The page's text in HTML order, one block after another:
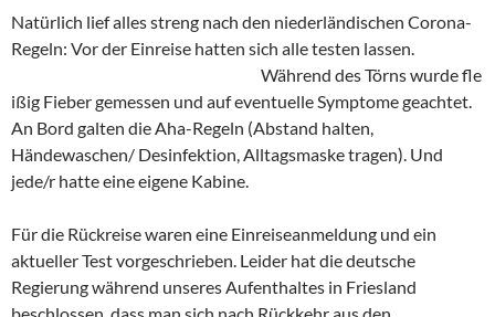
Natürlich lief alles streng nach den niederländischen Corona-
Regeln: Vor der Einreise hatten sich alle testen lassen.
Während des Törns wurde fle
ißig Fieber gemessen und auf eventuelle Symptome geachtet.
An Bord galten die Aha-Regeln (Abstand halten,
Händewaschen/ Desinfektion, Alltagsmaske tragen). Und
jede/r hatte eine eigene Kabine.
Für die Rückreise waren eine Einreiseanmeldung und ein
aktueller Test vorgeschrieben. Leider hat die deutsche
Regierung während unseres Aufenthaltes in Friesland